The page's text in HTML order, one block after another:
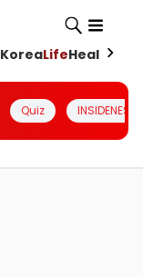
KoreaLifeHealth
Quiz INSIDENESIA